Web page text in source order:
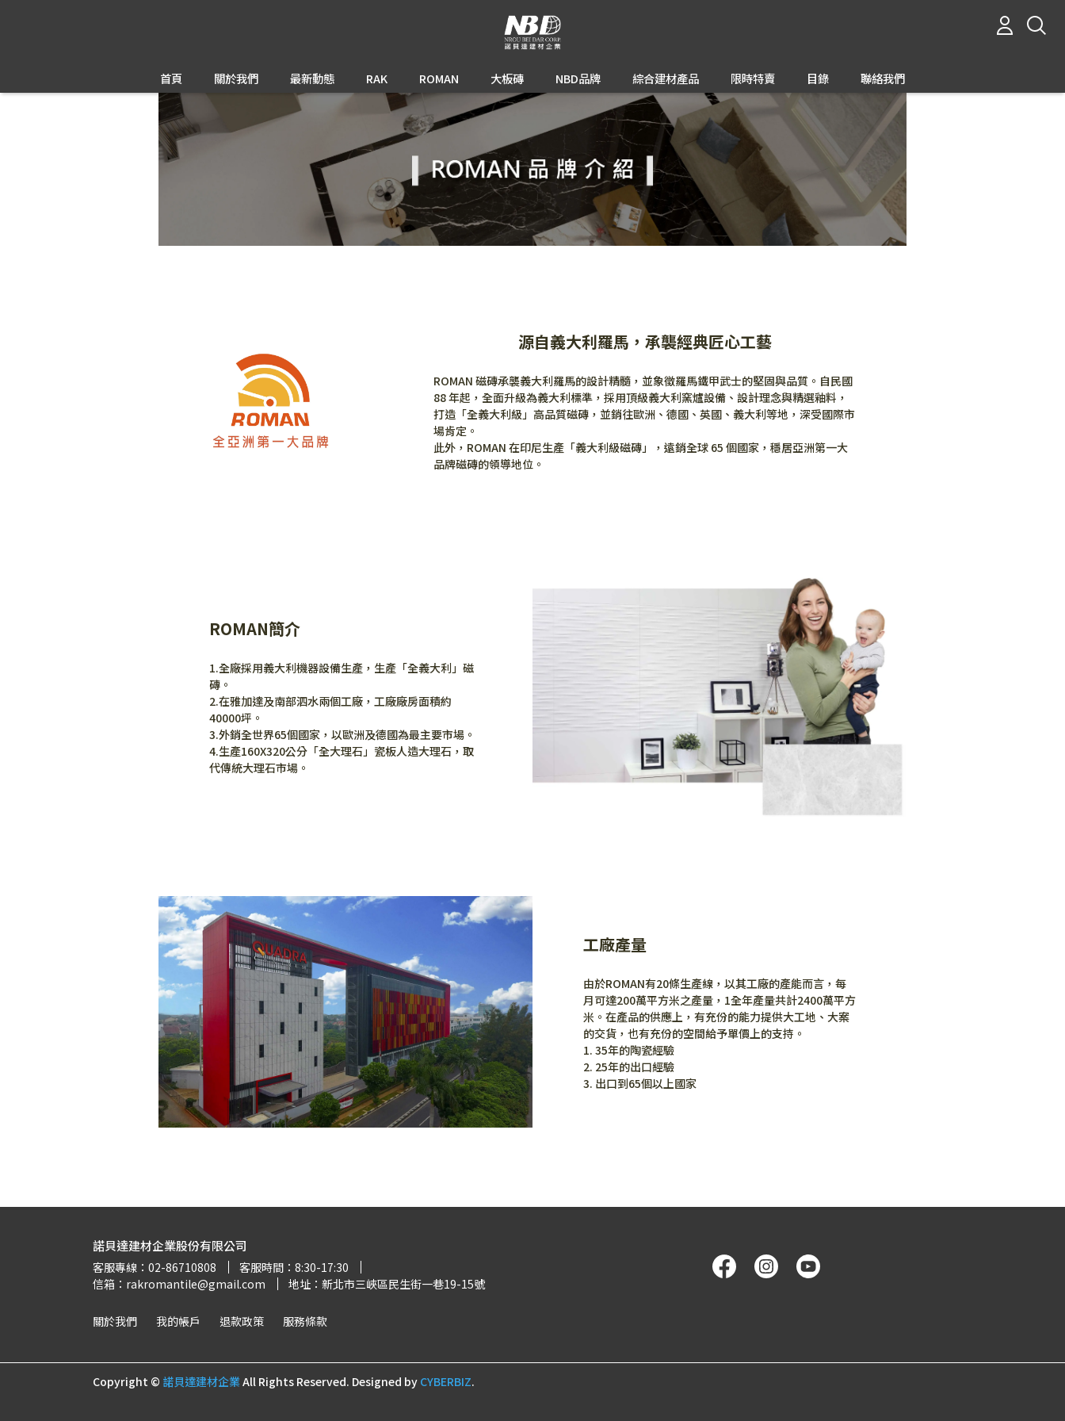
首頁 關於我們 最新動態 RAK ROMAN 大板磚 NBD品牌 綜合建材產品 限時特賣 目錄 聯絡我們
源自義大利羅馬，承襲經典匠心工藝
ROMAN 磁磚承襲義大利羅馬的設計精髓，並象徵羅馬鐵甲武士的堅固與品質。自民國
88 年起，全面升級為義大利標準，採用頂級義大利窯爐設備、設計理念與精選釉料，
打造「全義大利級」高品質磁磚，並銷往歐洲、德國、英國、義大利等地，深受國際市
場肯定。
此外，ROMAN 在印尼生產「義大利級磁磚」，遠銷全球 65 個國家，穩居亞洲第一大
品牌磁磚的領導地位。
ROMAN簡介
1.全廠採用義大利機器設備生產，生產「全義大利」磁
磚。
2.在雅加達及南部泗水兩個工廠，工廠廠房面積約
40000坪。
3.外銷全世界65個國家，以歐洲及德國為最主要市場。
4.生產160X320公分「全大理石」瓷板人造大理石，取
代傳統大理石市場。
工廠產量
由於ROMAN有20條生產線，以其工廠的產能而言，每
月可達200萬平方米之產量，1全年產量共計2400萬平方
米。在產品的供應上，有充份的能力提供大工地、大案
的交貨，也有充份的空間給予單價上的支持。
1. 35年的陶瓷經驗
2. 25年的出口經驗
3. 出口到65個以上國家
諾貝達建材企業股份有限公司
客服專線：02-86710808
客服時間：8:30-17:30
信箱：rakromantile@gmail.com
地址：新北市三峽區民生街一巷19-15號
關於我們 我的帳戶 退款政策 服務條款
Copyright © 諾貝達建材企業All Rights Reserved. Designed by CYBERBIZ.